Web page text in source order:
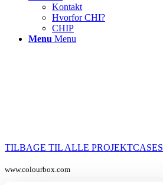
Kontakt
Hvorfor CHI?
CHIP
Menu Menu
TILBAGE TIL ALLE PROJEKTCASES
www.colourbox.com